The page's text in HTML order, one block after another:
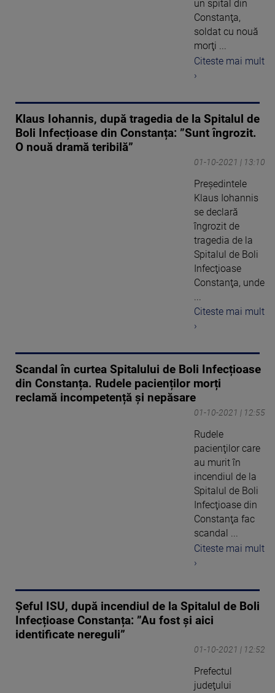
un spital din
Constanţa,
soldat cu nouă
morţi ...
Citeste mai mult
›
Klaus Iohannis, după tragedia de la Spitalul de
Boli Infecțioase din Constanța: ”Sunt îngrozit.
O nouă dramă teribilă”
01-10-2021 | 13:10
Preşedintele
Klaus Iohannis
se declară
îngrozit de
tragedia de la
Spitalul de Boli
Infecţioase
Constanţa, unde
...
Citeste mai mult
›
Scandal în curtea Spitalului de Boli Infecțioase
din Constanța. Rudele pacienților morți
reclamă incompetență și nepăsare
01-10-2021 | 12:55
Rudele
pacienţilor care
au murit în
incendiul de la
Spitalul de Boli
Infecţioase din
Constanţa fac
scandal ...
Citeste mai mult
›
Şeful ISU, după incendiul de la Spitalul de Boli
Infecțioase Constanța: ”Au fost şi aici
identificate nereguli”
01-10-2021 | 12:52
Prefectul
judeţului